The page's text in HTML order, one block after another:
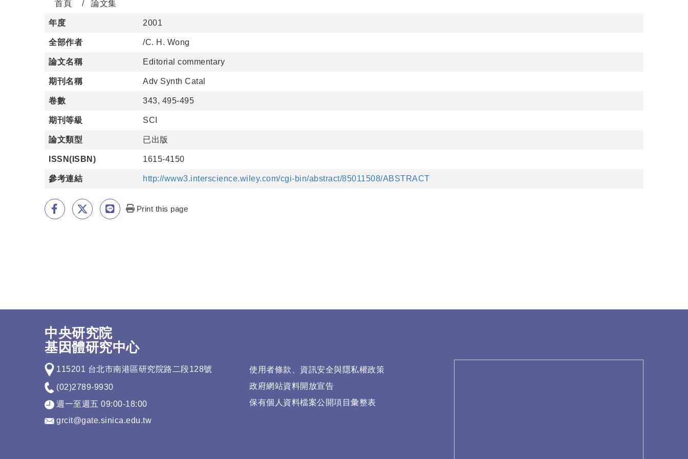
首頁 論文集
年度 2001
全部作者 /C. H. Wong
論文名稱 Editorial commentary
期刊名稱 Adv Synth Catal
卷數 343, 495-495
期刊等級 SCI
論文類型 已出版
ISSN(ISBN) 1615-4150
參考連結 http://www3.interscience.wiley.com/cgi-bin/abstract/85011508/ABSTRACT
Print this page
中央研究院
基因體研究中心
115201 台北市南港區研究院路二段128號
(02)2789-9930
週一至週五 09:00-18:00
grcit@gate.sinica.edu.tw
使用者條款、資訊安全與隱私權政策
政府網站資料開放宣告
保有個人資料檔案公開項目彙整表